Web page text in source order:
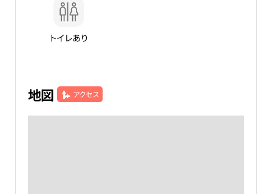
トイレあり
地図 アクセス